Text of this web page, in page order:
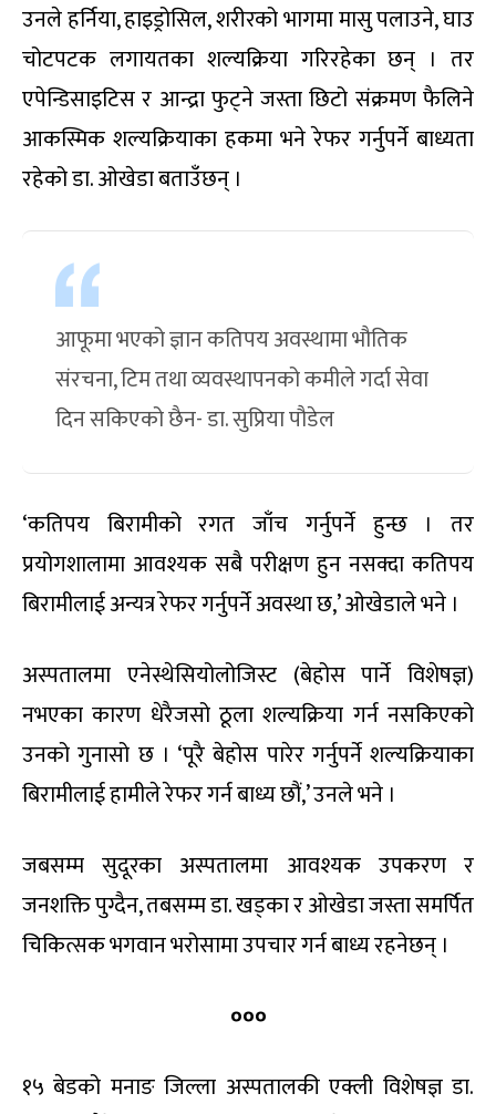
उनले हर्निया, हाइड्रोसिल, शरीरको भागमा मासु पलाउने, घाउ
चोटपटक लगायतका शल्यक्रिया गरिरहेका छन् । तर
एपेन्डिसाइटिस र आन्द्रा फुट्ने जस्ता छिटो संक्रमण फैलिने
आकस्मिक शल्यक्रियाका हकमा भने रेफर गर्नुपर्ने बाध्यता
रहेको डा. ओखेडा बताउँछन् ।
आफूमा भएको ज्ञान कतिपय अवस्थामा भौतिक
संरचना, टिम तथा व्यवस्थापनको कमीले गर्दा सेवा
दिन सकिएको छैन- डा. सुप्रिया पौडेल
‘कतिपय बिरामीको रगत जाँच गर्नुपर्ने हुन्छ । तर
प्रयोगशालामा आवश्यक सबै परीक्षण हुन नसक्दा कतिपय
बिरामीलाई अन्यत्र रेफर गर्नुपर्ने अवस्था छ,’ ओखेडाले भने ।
अस्पतालमा एनेस्थेसियोलोजिस्ट (बेहोस पार्ने विशेषज्ञ)
नभएका कारण धेरैजसो ठूला शल्यक्रिया गर्न नसकिएको
उनको गुनासो छ । ‘पूरै बेहोस पारेर गर्नुपर्ने शल्यक्रियाका
बिरामीलाई हामीले रेफर गर्न बाध्य छौं,’ उनले भने ।
जबसम्म सुदूरका अस्पतालमा आवश्यक उपकरण र
जनशक्ति पुग्दैन, तबसम्म डा. खड्का र ओखेडा जस्ता समर्पित
चिकित्सक भगवान भरोसामा उपचार गर्न बाध्य रहनेछन् ।
०००
१५ बेडको मनाङ जिल्ला अस्पतालकी एक्ली विशेषज्ञ डा.